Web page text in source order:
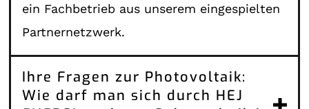
ein Fachbetrieb aus unserem eingespielten
Partnernetzwerk.
Ihre Fragen zur Photovoltaik:
Wie darf man sich durch HEJ